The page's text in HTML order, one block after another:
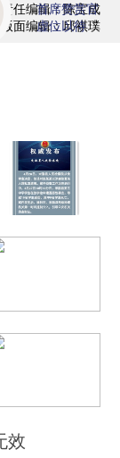
责任编辑：陈宝成
版面编辑：邱祺璞
首席赞赏官
虚位以待
效